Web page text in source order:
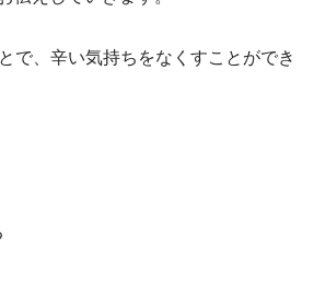
で、 辛い気持ちをなくすことができ